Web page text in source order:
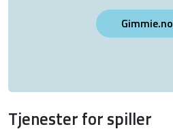
Gimmie.no
Tjenester for spiller